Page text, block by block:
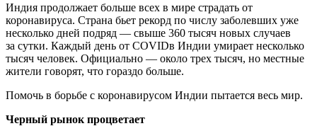
Индия продолжает больше всех в мире страдать от
коронавируса. Страна бьет рекорд по числу заболевших уже
несколько дней подряд — свыше 360 тысяч новых случаев
за сутки. Каждый день от COVIDв Индии умирает несколько
тысяч человек. Официально — около трех тысяч, но местные
жители говорят, что гораздо больше.
Помочь в борьбе с коронавирусом Индии пытается весь мир.
Черный рынок процветает